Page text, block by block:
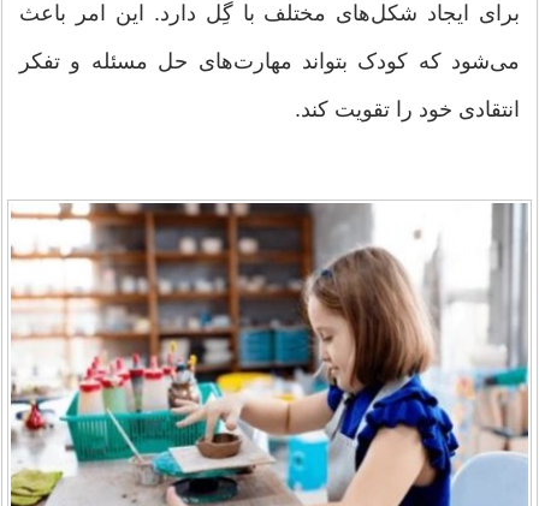
برای ایجاد شکل‌های مختلف با گِل دارد. این امر باعث
می‌شود که کودک بتواند مهارت‌های حل مسئله و تفکر
انتقادی خود را تقویت کند.